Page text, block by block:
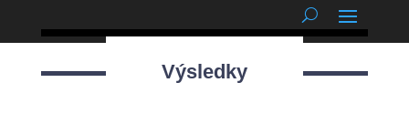
Výsledky